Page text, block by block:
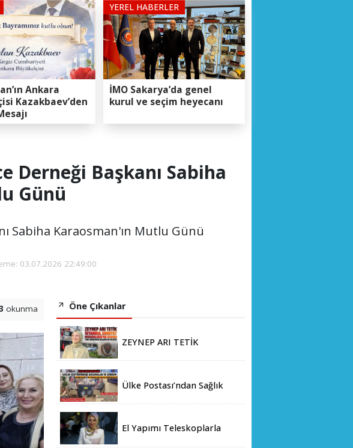
inşa etmek istiyorum”
Ankara
Kazakbaev’den
YEREL HABERLER
İMO Sakarya’da genel
kurul ve seçim heyecanı
Derneği Başkanı Sabiha
Günü
Sabiha Karaosman'ın Mutlu Günü
03.07.2026 22:49:00
okunma Öne Çıkanlar
ZEYNEP ARI TETİK
MÜDÜRLÜĞÜ’NE ATANDI
Ülke Postası’ndan Sağlık
Ziyaret
El Yapımı Teleskoplarla